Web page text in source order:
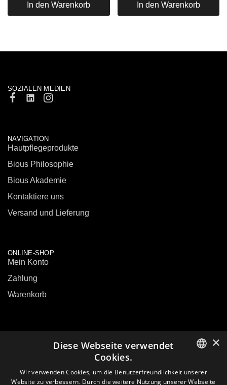
In den Warenkorb In den Warenkorb
SOZIALEN MEDIEN
NAVIGATION
Hautpflegeprodukte
Bious Philosophie
Bious Akademie
Kontaktiere uns
Versand und Lieferung
ONLINE-SHOP
Mein Konto
Zahlung
Warenkorb
E-mail:sales@biouslabs.com
LITHUANIAN
×
Diese Webseite verwendet
Cookies.
Wir verwenden Cookies, um die Benutzerfreundlichkeit unserer
Website zu verbessern. Durch die weitere Nutzung unserer Webseite